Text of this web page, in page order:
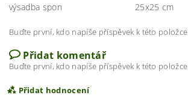
výsadba spon 25x25 cm
Buďte první, kdo napíše příspěvek k této položce.
Přidat komentář
Buďte první, kdo napíše příspěvek k této položce.
Přidat hodnocení